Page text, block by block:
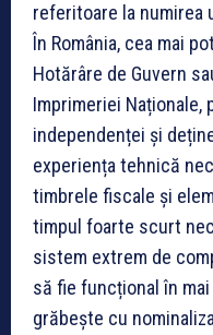
referitoare la numirea
În România, cea mai
Hotărâre de Guvern
Imprimeriei
independenței și
experiența tehnică
timbrele fiscale și
timpul foarte scurt
sistem extrem de
să fie funcțional în mai
grăbește cu